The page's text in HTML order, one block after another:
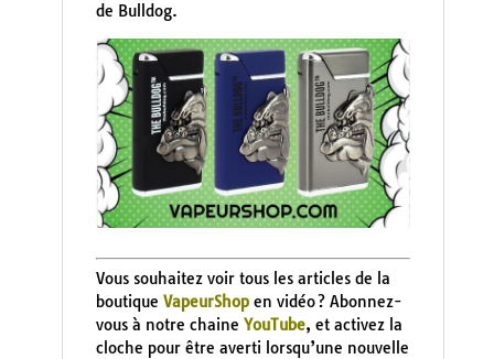
de Bulldog.
Vous souhaitez voir tous les articles de la
boutique VapeurShopen vidéo ? Abonnez-
vous à notre chaine YouTube, et activez la
cloche pour être averti lorsqu’une nouvelle